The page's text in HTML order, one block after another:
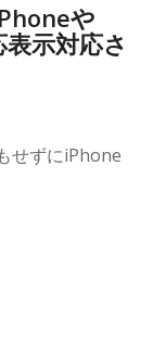
や
示対応さ
せずにiPhone